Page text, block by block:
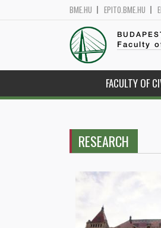
BME.HU EPITO.BME.HU
Faculty
FACULTY OF
RESEARCH